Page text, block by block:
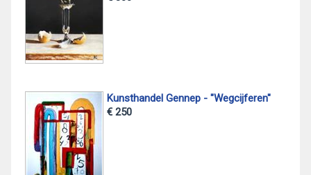
Kunsthandel Gennep - "Wegcijferen"
€ 250